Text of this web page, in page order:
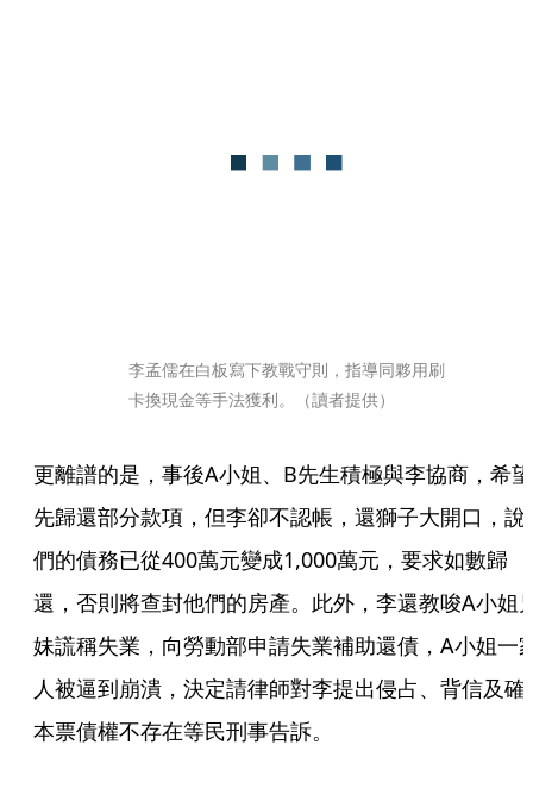
李孟儒在白板寫下教戰守則，指導同夥用刷
卡換現金等手法獲利。（讀者提供）
更離譜的是，事後A小姐、B先生積極與李協商，希望
先歸還部分款項，但李卻不認帳，還獅子大開口，說
們的債務已從400萬元變成1,000萬元，要求如數歸
還，否則將查封他們的房產。此外，李還教唆A小姐
妹謊稱失業，向勞動部申請失業補助還債，A小姐一
人被逼到崩潰，決定請律師對李提出侵占、背信及確
本票債權不存在等民刑事告訴。